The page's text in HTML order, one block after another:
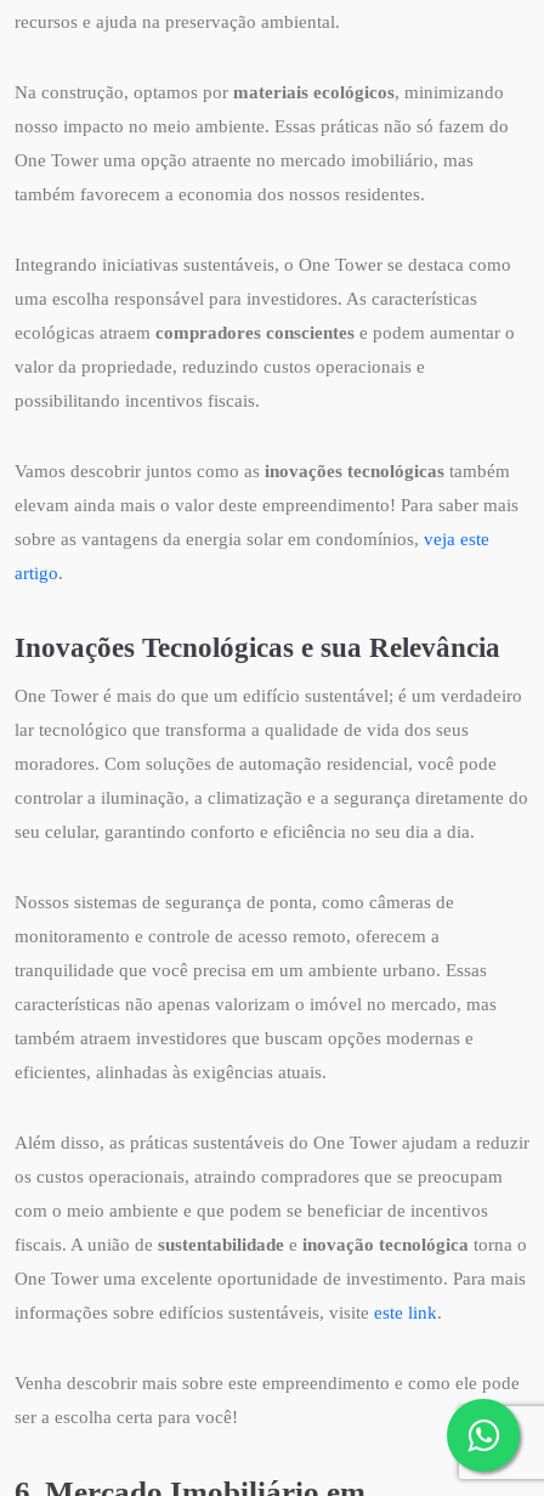
recursos e ajuda na preservação ambiental.
Na construção, optamos por materiais ecológicos, minimizando
nosso impacto no meio ambiente. Essas práticas não só fazem do
One Tower uma opção atraente no mercado imobiliário, mas
também favorecem a economia dos nossos residentes.
Integrando iniciativas sustentáveis, o One Tower se destaca como
uma escolha responsável para investidores. As características
ecológicas atraem compradores conscientes e podem aumentar o
valor da propriedade, reduzindo custos operacionais e
possibilitando incentivos fiscais.
Vamos descobrir juntos como as inovações tecnológicas também
elevam ainda mais o valor deste empreendimento! Para saber mais
sobre as vantagens da energia solar em condomínios, veja este
artigo.
Inovações Tecnológicas e sua Relevância
One Tower é mais do que um edifício sustentável; é um verdadeiro
lar tecnológico que transforma a qualidade de vida dos seus
moradores. Com soluções de automação residencial, você pode
controlar a iluminação, a climatização e a segurança diretamente do
seu celular, garantindo conforto e eficiência no seu dia a dia.
Nossos sistemas de segurança de ponta, como câmeras de
monitoramento e controle de acesso remoto, oferecem a
tranquilidade que você precisa em um ambiente urbano. Essas
características não apenas valorizam o imóvel no mercado, mas
também atraem investidores que buscam opções modernas e
eficientes, alinhadas às exigências atuais.
Além disso, as práticas sustentáveis do One Tower ajudam a reduzir
os custos operacionais, atraindo compradores que se preocupam
com o meio ambiente e que podem se beneficiar de incentivos
fiscais. A união de sustentabilidade e inovação tecnológica torna o
One Tower uma excelente oportunidade de investimento. Para mais
informações sobre edifícios sustentáveis, visite este link.
Venha descobrir mais sobre este empreendimento e como ele pode
ser a escolha certa para você!